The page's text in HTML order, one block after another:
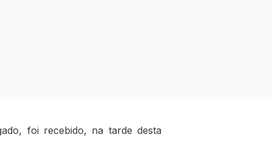
foi recebido, na tarde desta